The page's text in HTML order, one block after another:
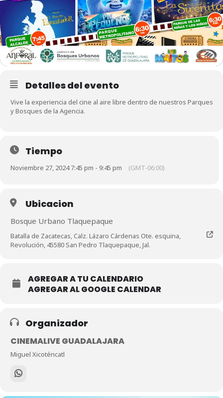
Detalles del evento
Vive la experiencia del cine al aire libre dentro de nuestros Parques
y Bosques de la Agencia.
Tiempo
Noviembre 27, 2024 7:45 pm - 9:45 pm (GMT-06:00)
Ubicacion
Bosque Urbano Tlaquepaque
Batalla de Zacatecas, Calz. Lázaro Cárdenas Ote. esquina,
Revolución, 45580 San Pedro Tlaquepaque, Jal.
AGREGAR A TU CALENDARIO
AGREGAR AL GOOGLE CALENDAR
Organizador
CINEMALIVE GUADALAJARA
Miguel Xicoténcatl